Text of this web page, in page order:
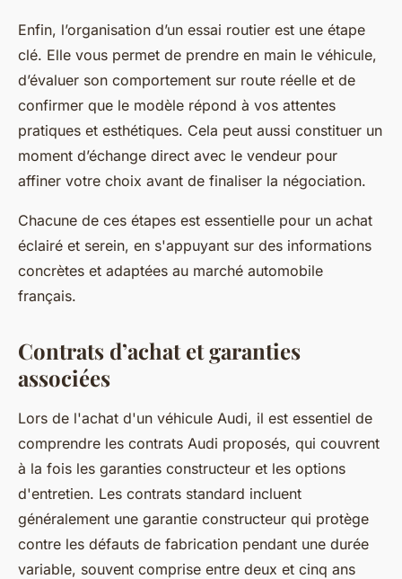
Enfin, l’organisation d’un essai routier est une étape
clé. Elle vous permet de prendre en main le véhicule,
d’évaluer son comportement sur route réelle et de
confirmer que le modèle répond à vos attentes
pratiques et esthétiques. Cela peut aussi constituer un
moment d’échange direct avec le vendeur pour
affiner votre choix avant de finaliser la négociation.
Chacune de ces étapes est essentielle pour un achat
éclairé et serein, en s'appuyant sur des informations
concrètes et adaptées au marché automobile
français.
Contrats d’achat et garanties
associées
Lors de l'achat d'un véhicule Audi, il est essentiel de
comprendre les contrats Audi proposés, qui couvrent
à la fois les garanties constructeur et les options
d'entretien. Les contrats standard incluent
généralement une garantie constructeur qui protège
contre les défauts de fabrication pendant une durée
variable, souvent comprise entre deux et cinq ans